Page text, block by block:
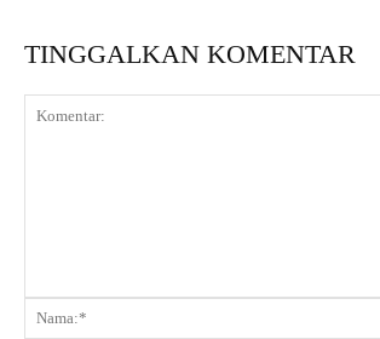
TINGGALKAN KOMENTAR
Komentar: